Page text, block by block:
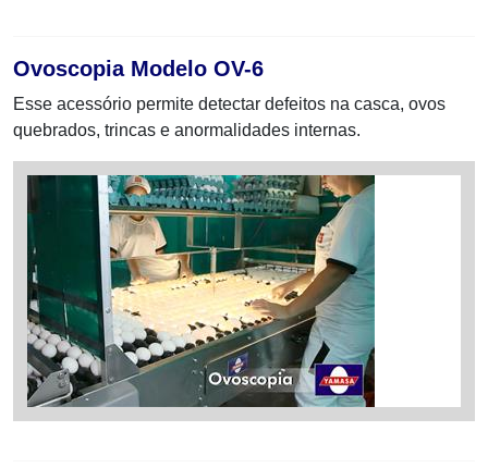
Ovoscopia Modelo OV-6
Esse acessório permite detectar defeitos na casca, ovos
quebrados, trincas e anormalidades internas.